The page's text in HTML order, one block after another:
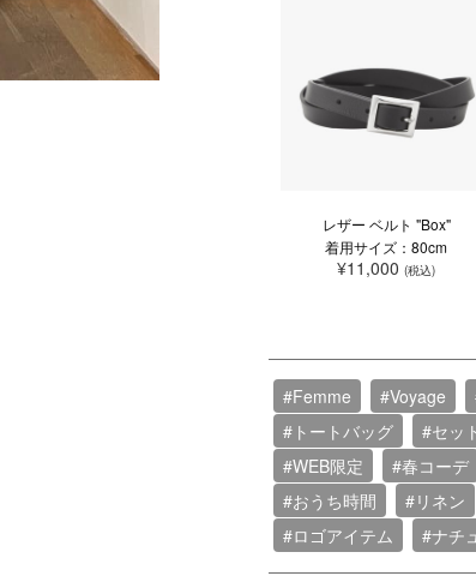
レザー ベルト "Box"
着用サイズ：80cm
¥11,000(税込)
#Femme #Voyage
#トートバッグ
#セッ
#WEB限定
#春コーデ
#おうち時間
#リネン
#ロゴアイテム
#ナチ